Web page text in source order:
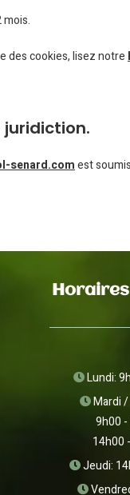
des cookies, lisez notre
senard.comest
Lundi:
Mardi
9h00
14h00
Jeudi: